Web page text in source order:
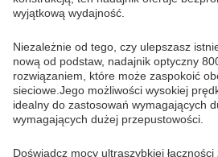
wyjątkową wydajność.
Niezależnie od tego, czy ulepszasz
nową od podstaw, nadajnik optyczny
rozwiązaniem, które może zaspokoić
sieciowe.Jego możliwości wysokiej
idealny do zastosowań wymagających
wymagających dużej przepustowości.
Doświadcz mocy ultraszybkiej